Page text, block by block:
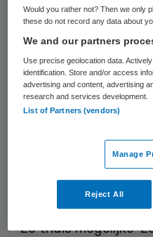
branchevereniging
jeugdhulp en
organisatie noemt
bestuurder met
jongeren”.
De sector heeft te
uitdagingen, meldt
“Zo zijn we bezig
van de gesloten
‘zo thuis mogelijke’
Would you rather not? Then we only
these do not record any data about
We and our partners
Use precise geolocation data.
identification. Store and/or access
advertising and content, advertising
research and services development.
List of Partners (vendors)
Manage
Reject All